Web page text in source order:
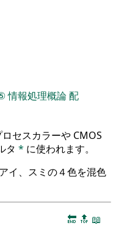
情報処理概論配
セスカラーや CMOS
タ * に使われます。
イ、スミの４色を混色
🔚 🔝 📖